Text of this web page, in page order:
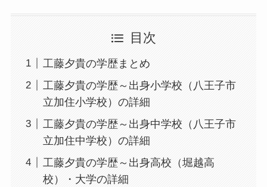
目次
工藤夕貴の学歴まとめ
工藤夕貴の学歴～出身小学校（八王子市
立加住小学校）の詳細
工藤夕貴の学歴～出身中学校（八王子市
立加住中学校）の詳細
工藤夕貴の学歴～出身高校（堀越高
校）・大学の詳細